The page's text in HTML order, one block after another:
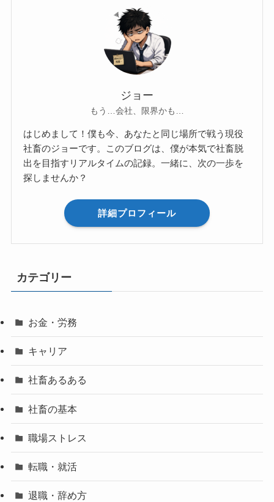
ジョー
もう…会社、限界かも…
はじめまして！僕も今、あなたと同じ場所で戦う現役
社畜のジョーです。このブログは、僕が本気で社畜脱
出を目指すリアルタイムの記録。一緒に、次の一歩を
探しませんか？
詳細プロフィール
カテゴリー
お金・労務
キャリア
社畜あるある
社畜の基本
職場ストレス
転職・就活
退職・辞め方